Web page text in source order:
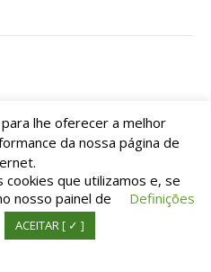
Lda. All Rights Reserved. | Suporte:
lhe oferecer a melhor
da nossa página de
que utilizamos e, se
nosso painel de
Definições
ACEITAR [ ✓ ]